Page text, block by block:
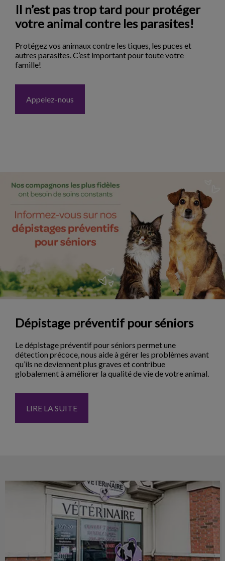
Il n’est pas trop tard pour protéger
votre animal contre les parasites!
Protégez vos animaux contre les tiques, les puces et
autres parasites. C’est important pour toute votre
famille!
Appelez-nous
Dépistage préventif pour séniors
Le dépistage préventif pour séniors permet une
détection précoce, nous aide à gérer les problèmes avant
qu’ils ne deviennent plus graves et contribue
globalement à améliorer la qualité de vie de votre animal.
LIRE LA SUITE